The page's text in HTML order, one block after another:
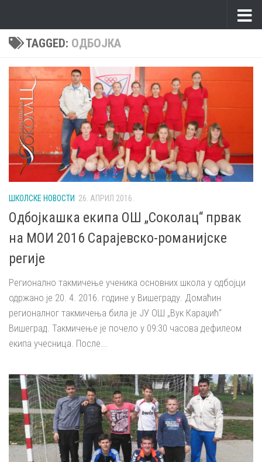
TAGGED: ОДБОЈКА
ШКОЛСКЕ НОВОСТИ 26. АПРИЛ 2016.
Одбојкашка екипа ОШ „Соколац“ првак
на МОИ 2016 Сарајевско-романијске
регије
Регионално такмичење ученика основних школа у одбојци
одржано је 20. 4. 2016. године у Вишеграду. Домаћин
регионалног такмичења била је ЈУ ОШ „Вук Караџић“
Вишеград. Такмичење је почело у 09:30 часова дефилеом
екипа учесница. После...